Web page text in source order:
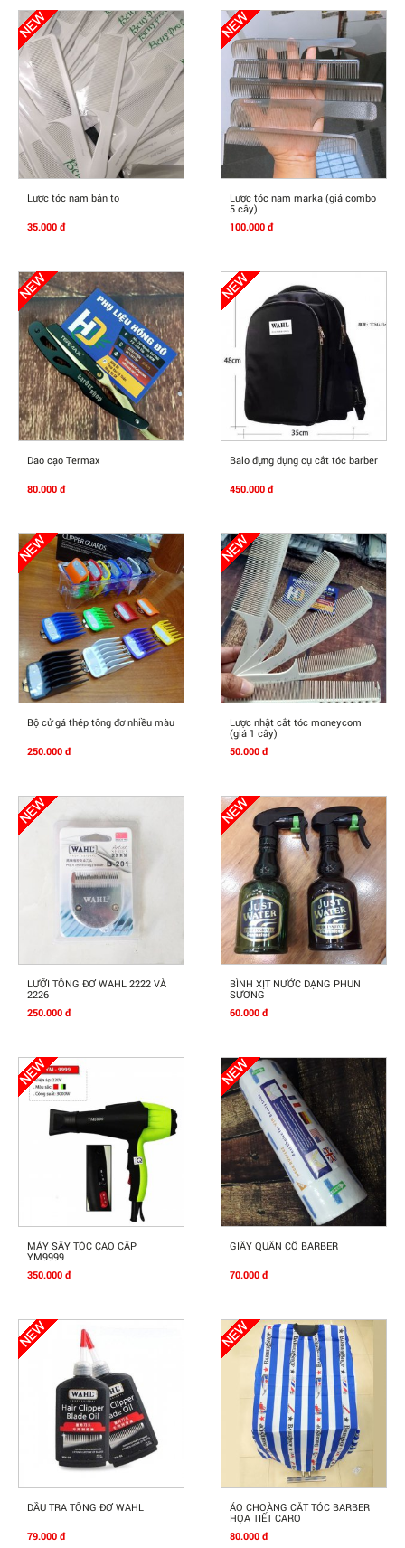
Mua Ngay
Lược tóc nam bản to
35.000 đ
Mua Ngay
Lược tóc nam marka (giá combo
5 cây)
100.000 đ
Mua Ngay
Dao cạo Termax
80.000 đ
Mua Ngay
Balo đựng dụng cụ cắt tóc barber
450.000 đ
Mua Ngay
Bộ cử gá thép tông đơ nhiều màu
250.000 đ
Mua Ngay
Lược nhật cắt tóc moneycom
(giá 1 cây)
50.000 đ
Mua Ngay
LƯỠI TÔNG ĐƠ WAHL 2222 VÀ
2226
250.000 đ
Mua Ngay
BÌNH XỊT NƯỚC DẠNG PHUN
SƯƠNG
60.000 đ
Mua Ngay
MÁY SẤY TÓC CAO CẤP
YM9999
350.000 đ
Mua Ngay
GIẤY QUẤN CỔ BARBER
70.000 đ
Mua Ngay
DẦU TRA TÔNG ĐƠ WAHL
79.000 đ
Mua Ngay
ÁO CHOÀNG CẮT TÓC BARBER
HỌA TIẾT CARO
80.000 đ